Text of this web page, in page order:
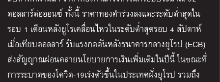
ดอลลาร์ต่อออนซ์ ทั้งนี้ ราคาทองคำร่วงลงแตะระดับต่ำสุดใน
รอบ 1 เดือนหลังยูโรเคลื่อนไหวในระดับต่ำสุดรอบ 4 สัปดาห์
เมื่อเทียบดอลลาร์ รับแรงกดดันหลังธนาคารกลางยุโรป (ECB)
ส่งสัญญาณผ่อนคลายนโยบายการเงินเพิ่มเติมในปีนี้ ในขณะที่
การระบาดของโควิด-19เร่งตัวขึ้นในประเทศฝั่งยุโรป รวมถึง